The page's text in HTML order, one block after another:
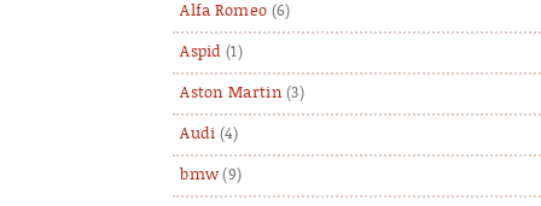
Alfa Romeo (6)
Aspid (1)
Aston Martin (3)
Audi (4)
bmw (9)